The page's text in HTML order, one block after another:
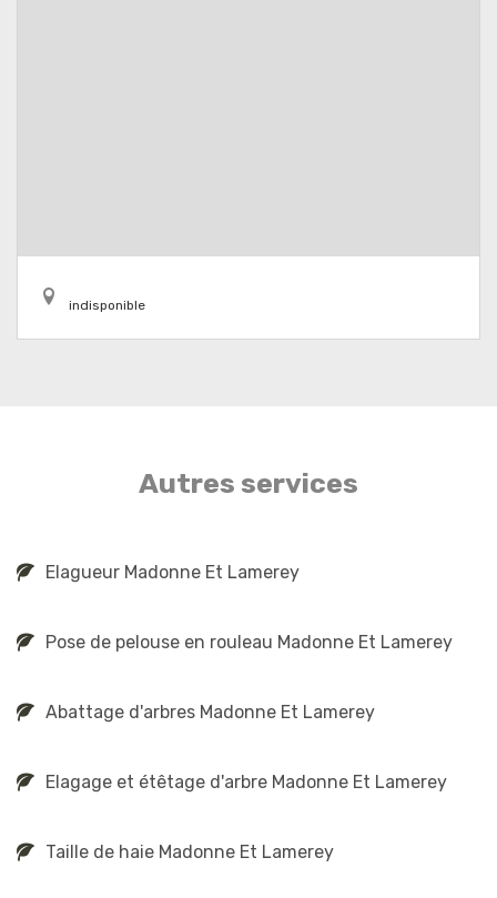
indisponible
Autres services
Elagueur Madonne Et Lamerey
Pose de pelouse en rouleau Madonne Et Lamerey
Abattage d'arbres Madonne Et Lamerey
Elagage et étêtage d'arbre Madonne Et Lamerey
Taille de haie Madonne Et Lamerey